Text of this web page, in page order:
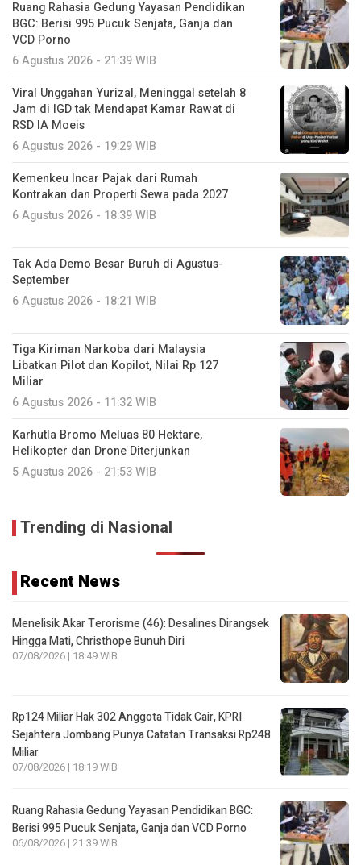
Ruang Rahasia Gedung Yayasan Pendidikan
BGC: Berisi 995 Pucuk Senjata, Ganja dan
VCD Porno
6 Agustus 2026 - 21:39 WIB
Viral Unggahan Yurizal, Meninggal setelah 8
Jam di IGD tak Mendapat Kamar Rawat di
RSD IA Moeis
6 Agustus 2026 - 19:29 WIB
Kemenkeu Incar Pajak dari Rumah
Kontrakan dan Properti Sewa pada 2027
6 Agustus 2026 - 18:39 WIB
Tak Ada Demo Besar Buruh di Agustus-
September
6 Agustus 2026 - 18:21 WIB
Tiga Kiriman Narkoba dari Malaysia
Libatkan Pilot dan Kopilot, Nilai Rp 127
Miliar
6 Agustus 2026 - 11:32 WIB
Karhutla Bromo Meluas 80 Hektare,
Helikopter dan Drone Diterjunkan
5 Agustus 2026 - 21:53 WIB
Trending di Nasional
Recent News
Menelisik Akar Terorisme (46): Desalines Dirangsek
Hingga Mati, Christhope Bunuh Diri
07/08/2026 | 18:49 WIB
Rp124 Miliar Hak 302 Anggota Tidak Cair, KPRI
Sejahtera Jombang Punya Catatan Transaksi Rp248
Miliar
07/08/2026 | 18:19 WIB
Ruang Rahasia Gedung Yayasan Pendidikan BGC:
Berisi 995 Pucuk Senjata, Ganja dan VCD Porno
06/08/2026 | 21:39 WIB